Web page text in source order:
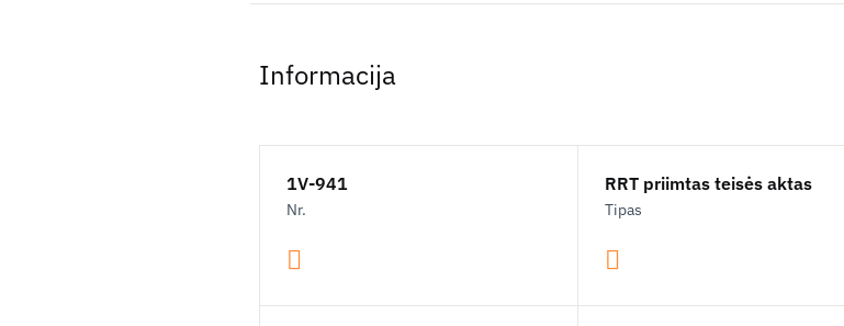
Informacija
1V-941
Nr.
RRT priimtas teisės aktas
Tipas